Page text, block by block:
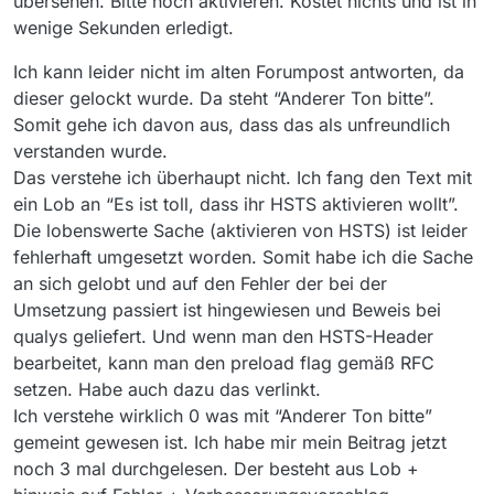
wenige Sekunden erledigt.
Ich kann leider nicht im alten Forumpost antworten, da
dieser gelockt wurde. Da steht “Anderer Ton bitte”.
Somit gehe ich davon aus, dass das als unfreundlich
verstanden wurde.
Das verstehe ich überhaupt nicht. Ich fang den Text mit
ein Lob an “Es ist toll, dass ihr HSTS aktivieren wollt”.
Die lobenswerte Sache (aktivieren von HSTS) ist leider
fehlerhaft umgesetzt worden. Somit habe ich die Sache
an sich gelobt und auf den Fehler der bei der
Umsetzung passiert ist hingewiesen und Beweis bei
qualys geliefert. Und wenn man den HSTS-Header
bearbeitet, kann man den preload flag gemäß RFC
setzen. Habe auch dazu das verlinkt.
Ich verstehe wirklich 0 was mit “Anderer Ton bitte”
gemeint gewesen ist. Ich habe mir mein Beitrag jetzt
noch 3 mal durchgelesen. Der besteht aus Lob +